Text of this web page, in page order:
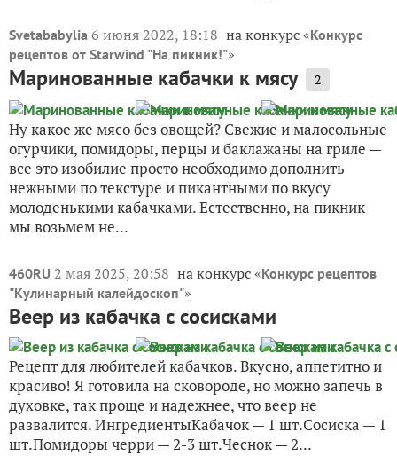
Svetababylia 6 июня 2022, 18:18 на конкурс «Конкурс
рецептов от Starwind "На пикник!"»
Маринованные кабачки к мясу 2
Ну какое же мясо без овощей? Свежие и малосольные
огурчики, помидоры, перцы и баклажаны на гриле —
все это изобилие просто необходимо дополнить
нежными по текстуре и пикантными по вкусу
молоденькими кабачками. Естественно, на пикник
мы возьмем не...
460RU 2 мая 2025, 20:58 на конкурс «Конкурс рецептов
"Кулинарный калейдоскоп"»
Веер из кабачка с сосисками
Рецепт для любителей кабачков. Вкусно, аппетитно и
красиво! Я готовила на сковороде, но можно запечь в
духовке, так проще и надежнее, что веер не
развалится. ИнгредиентыКабачок — 1 шт.Сосиска — 1
шт.Помидоры черри — 2-3 шт.Чеснок — 2...